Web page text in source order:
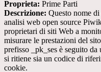
Proprieta: Prime Parti
Descrizione: Questo nome
analisi web open source
proprietari di siti Web a
misurare le prestazioni del
prefisso _pk_ses è seguito
si ritiene sia un codice di
cookie.